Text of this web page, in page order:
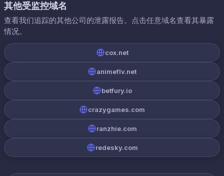
其他受监控域名
查看我们追踪的其他公司的泄露报告。点击任意域名查看其暴露
情况。
cox.net
animeflv.net
betfury.io
crazygames.com
ranzhie.com
redesky.com